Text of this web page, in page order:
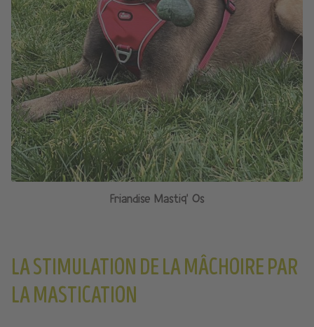
Friandise Mastiq' Os
LA STIMULATION DE LA MÂCHOIRE PAR
LA MASTICATION